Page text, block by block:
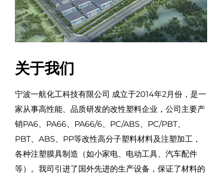
关于我们
宁波一航化工科技有限公司 成立于2014年2月份，是一
家从事高性能、品质研发的改性塑料企业，公司主要产
销PA6、PA66、PA66/6、PC/ABS、PC/PBT、
PBT、ABS、PP等改性高分子塑料材料及注塑加工，
各种注塑膜具制造（如小家电、电动工具、汽车配件
等）。我司引进了国外先进的生产设备，保证了材料的